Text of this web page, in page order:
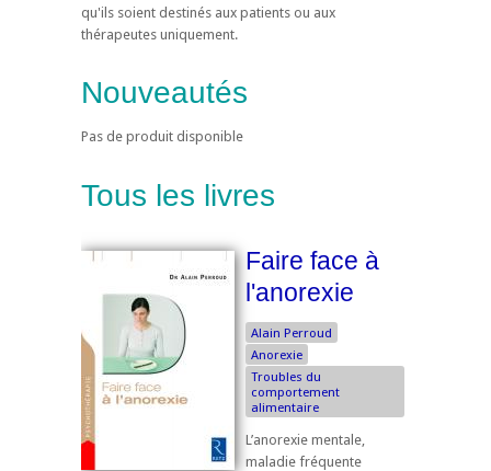
qu'ils soient destinés aux patients ou aux
thérapeutes uniquement.
Nouveautés
Pas de produit disponible
Tous les livres
Faire face à
l'anorexie
Alain Perroud
Anorexie
Troubles du
comportement
alimentaire
L’anorexie mentale,
maladie fréquente